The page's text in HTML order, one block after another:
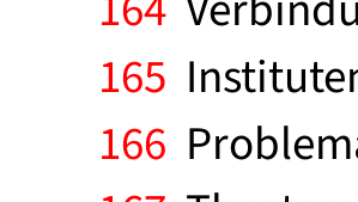
165
166